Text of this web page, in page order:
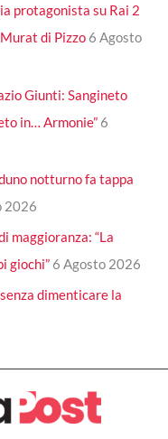
protagonista su Rai 2
di Pizzo 6 Agosto
Giunti: Sangineto
in… Armonie” 6
notturno fa tappa
2026
maggioranza: “La
giochi” 6 Agosto 2026
dimenticare la